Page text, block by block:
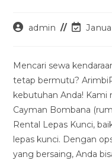
Postadmin
Post
Mencari sewa
tetap bermutu?
kebutuhan Anda! Kami
Cayman Bombana
Rental Lepas Kunci,
lepas kunci. Dengan
yang bersaing, Anda